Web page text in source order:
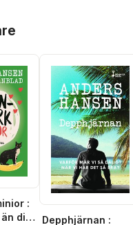
:
din
Depphjärnan :